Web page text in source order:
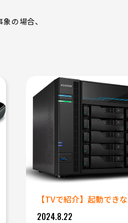
の場合、
【TVで紹介】起動でき
2024.8.22